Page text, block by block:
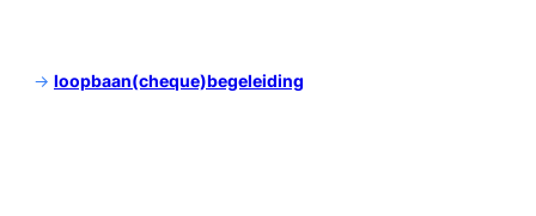
-> loopbaan(cheque)begeleiding